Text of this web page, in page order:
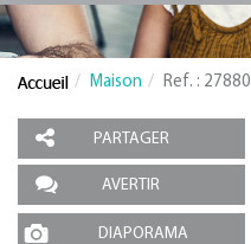
Maison Ref. : 27880
PARTAGER
AVERTIR
DIAPORAMA